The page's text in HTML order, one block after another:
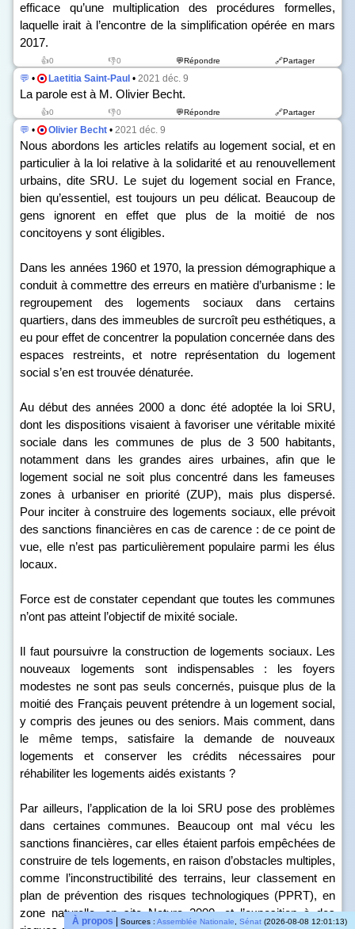
efficace qu’une multiplication des procédures formelles,
laquelle irait à l’encontre de la simplification opérée en mars
2017.
👍0 👎0 💬Répondre 🔗Partager
💬 • Laetitia Saint-Paul • 2021 déc. 9
La parole est à M. Olivier Becht.
👍0 👎0 💬Répondre 🔗Partager
💬 • Olivier Becht • 2021 déc. 9
Nous abordons les articles relatifs au logement social, et en
particulier à la loi relative à la solidarité et au renouvellement
urbains, dite SRU. Le sujet du logement social en France,
bien qu’essentiel, est toujours un peu délicat. Beaucoup de
gens ignorent en effet que plus de la moitié de nos
concitoyens y sont éligibles.
Dans les années 1960 et 1970, la pression démographique a
conduit à commettre des erreurs en matière d’urbanisme : le
regroupement des logements sociaux dans certains
quartiers, dans des immeubles de surcroît peu esthétiques, a
eu pour effet de concentrer la population concernée dans des
espaces restreints, et notre représentation du logement
social s’en est trouvée dénaturée.
Au début des années 2000 a donc été adoptée la loi SRU,
dont les dispositions visaient à favoriser une véritable mixité
sociale dans les communes de plus de 3 500 habitants,
notamment dans les grandes aires urbaines, afin que le
logement social ne soit plus concentré dans les fameuses
zones à urbaniser en priorité (ZUP), mais plus dispersé.
Pour inciter à construire des logements sociaux, elle prévoit
des sanctions financières en cas de carence : de ce point de
vue, elle n’est pas particulièrement populaire parmi les élus
locaux.
Force est de constater cependant que toutes les communes
n’ont pas atteint l’objectif de mixité sociale.
Il faut poursuivre la construction de logements sociaux. Les
nouveaux logements sont indispensables : les foyers
modestes ne sont pas seuls concernés, puisque plus de la
moitié des Français peuvent prétendre à un logement social,
y compris des jeunes ou des seniors. Mais comment, dans
le même temps, satisfaire la demande de nouveaux
logements et conserver les crédits nécessaires pour
réhabiliter les logements aidés existants ?
Par ailleurs, l’application de la loi SRU pose des problèmes
dans certaines communes. Beaucoup ont mal vécu les
sanctions financières, car elles étaient parfois empêchées de
construire de tels logements, en raison d’obstacles multiples,
comme l’inconstructibilité des terrains, leur classement en
plan de prévention des risques technologiques (PPRT), en
zone naturelle, en site Natura 2000, et l’exposition à des
À propos Sources : Assemblée Nationale Sénat (2026-08-08 12:01:13)